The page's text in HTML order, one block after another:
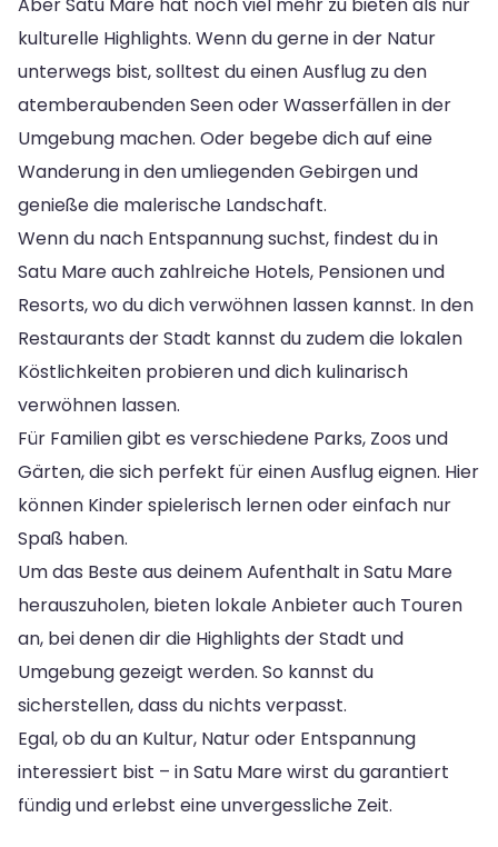
kulturelle Highlights. Wenn du gerne in der Natur
unterwegs bist, solltest du einen Ausflug zu den
atemberaubenden Seen oder Wasserfällen in der
Umgebung machen. Oder begebe dich auf eine
Wanderung in den umliegenden Gebirgen und
genieße die malerische Landschaft.
Wenn du nach Entspannung suchst, findest du in
Satu Mare auch zahlreiche Hotels, Pensionen und
Resorts, wo du dich verwöhnen lassen kannst. In den
Restaurants der Stadt kannst du zudem die lokalen
Köstlichkeiten probieren und dich kulinarisch
verwöhnen lassen.
Für Familien gibt es verschiedene Parks, Zoos und
Gärten, die sich perfekt für einen Ausflug eignen. Hier
können Kinder spielerisch lernen oder einfach nur
Spaß haben.
Um das Beste aus deinem Aufenthalt in Satu Mare
herauszuholen, bieten lokale Anbieter auch Touren
an, bei denen dir die Highlights der Stadt und
Umgebung gezeigt werden. So kannst du
sicherstellen, dass du nichts verpasst.
Egal, ob du an Kultur, Natur oder Entspannung
interessiert bist – in Satu Mare wirst du garantiert
fündig und erlebst eine unvergessliche Zeit.